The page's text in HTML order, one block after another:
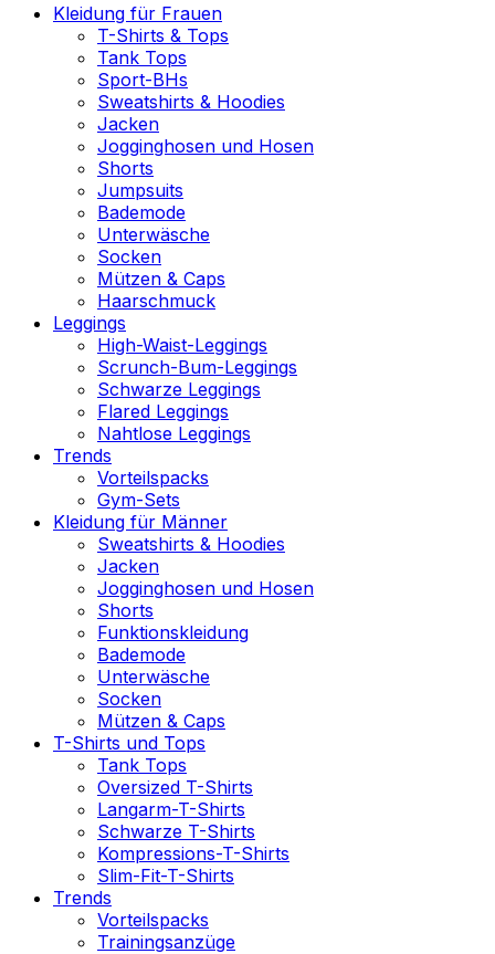
Kleidung für Frauen
T-Shirts & Tops
Tank Tops
Sport-BHs
Sweatshirts & Hoodies
Jacken
Jogginghosen und Hosen
Shorts
Jumpsuits
Bademode
Unterwäsche
Socken
Mützen & Caps
Haarschmuck
Leggings
High-Waist-Leggings
Scrunch-Bum-Leggings
Schwarze Leggings
Flared Leggings
Nahtlose Leggings
Trends
Vorteilspacks
Gym-Sets
Kleidung für Männer
Sweatshirts & Hoodies
Jacken
Jogginghosen und Hosen
Shorts
Funktionskleidung
Bademode
Unterwäsche
Socken
Mützen & Caps
T-Shirts und Tops
Tank Tops
Oversized T-Shirts
Langarm-T-Shirts
Schwarze T-Shirts
Kompressions-T-Shirts
Slim-Fit-T-Shirts
Trends
Vorteilspacks
Trainingsanzüge